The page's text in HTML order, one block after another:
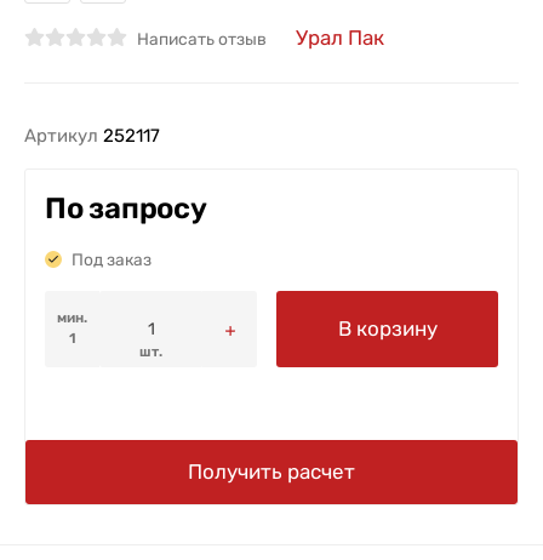
Написать отзыв Урал Пак
Артикул 252117
По запросу
Под заказ
мин.
1
шт.
В корзину
Получить расчет